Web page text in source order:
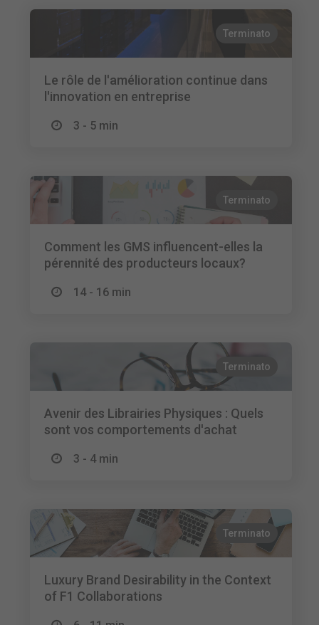
Terminato
Le rôle de l'amélioration continue dans
l'innovation en entreprise
3 - 5 min
Terminato
Comment les GMS influencent-elles la
pérennité des producteurs locaux?
14 - 16 min
Terminato
Avenir des Librairies Physiques : Quels
sont vos comportements d'achat
3 - 4 min
Terminato
Luxury Brand Desirability in the Context
of F1 Collaborations